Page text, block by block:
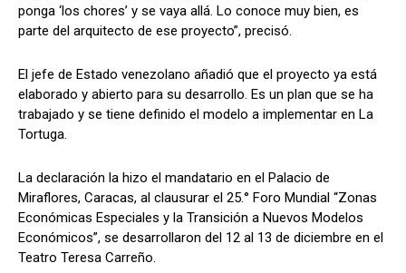
ponga ‘los chores’ y se vaya allá. Lo conoce muy bien, es
parte del arquitecto de ese proyecto”, precisó.
El jefe de Estado venezolano añadió que el proyecto ya está
elaborado y abierto para su desarrollo. Es un plan que se ha
trabajado y se tiene definido el modelo a implementar en La
Tortuga.
La declaración la hizo el mandatario en el Palacio de
Miraflores, Caracas, al clausurar el 25.° Foro Mundial “Zonas
Económicas Especiales y la Transición a Nuevos Modelos
Económicos”, se desarrollaron del 12 al 13 de diciembre en el
Teatro Teresa Carreño.